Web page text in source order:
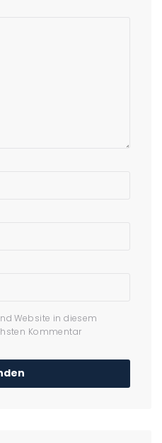
Website in diesem
Kommentar